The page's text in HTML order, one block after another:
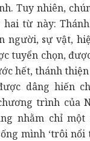
Tuy nhiên,
hai từ này:
người, sự vật,
tuyển chọn,
hết, thánh
dâng hiến
trình của
nhằm chỉ một
mình ‘trôi nổi